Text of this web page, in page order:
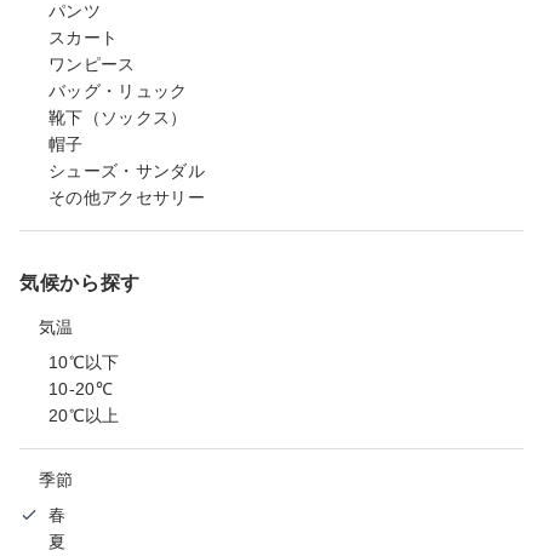
パンツ
スカート
ワンピース
バッグ・リュック
靴下（ソックス）
帽子
シューズ・サンダル
その他アクセサリー
気候から探す
気温
10℃以下
10-20℃
20℃以上
季節
春
夏